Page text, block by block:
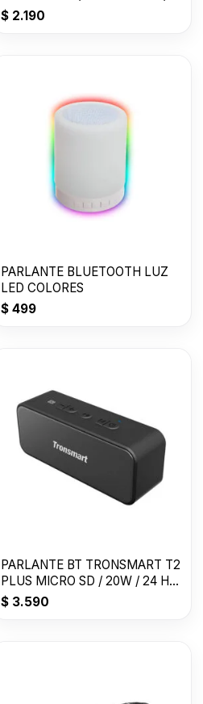
GRIS
$ 2.190
PARLANTE BLUETOOTH LUZ
LED COLORES
$ 499
PARLANTE BT TRONSMART T2
PLUS MICRO SD / 20W / 24 HS
/ WATER
$ 3.590